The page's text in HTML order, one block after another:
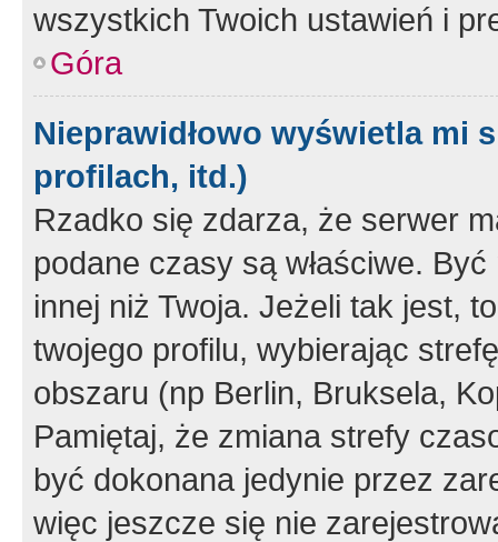
wszystkich Twoich ustawień i
Góra
Nieprawidłowo wyświetla mi
profilach, itd.)
Rzadko się zdarza, że serwer
podane czasy są właściwe.
innej niż Twoja. Jeżeli tak jest,
twojego profilu, wybierając
obszaru (np Berlin, Bruksela,
Pamiętaj, że zmiana strefy
być dokonana jedynie przez
więc jeszcze się nie